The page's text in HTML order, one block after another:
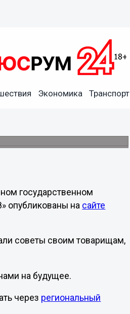
Экономика Транспорт
государственном
опубликованы на сайте
советы своим товарищам,
на будущее.
через региональный